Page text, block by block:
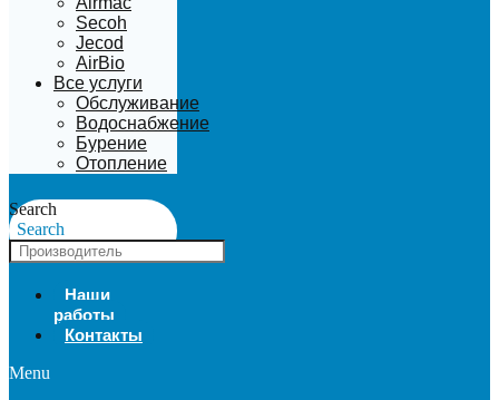
Secoh
Jecod
AirBio
Все услуги
Обслуживание
Водоснабжение
Бурение
Отопление
Search
Search
Наши
работы
Контакты
Menu